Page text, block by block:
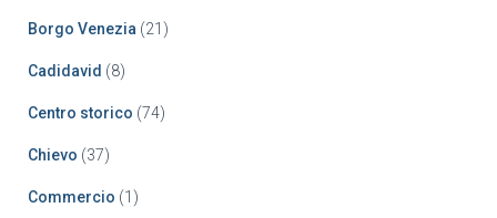
Borgo Venezia (21)
Cadidavid (8)
Centro storico (74)
Chievo (37)
Commercio (1)